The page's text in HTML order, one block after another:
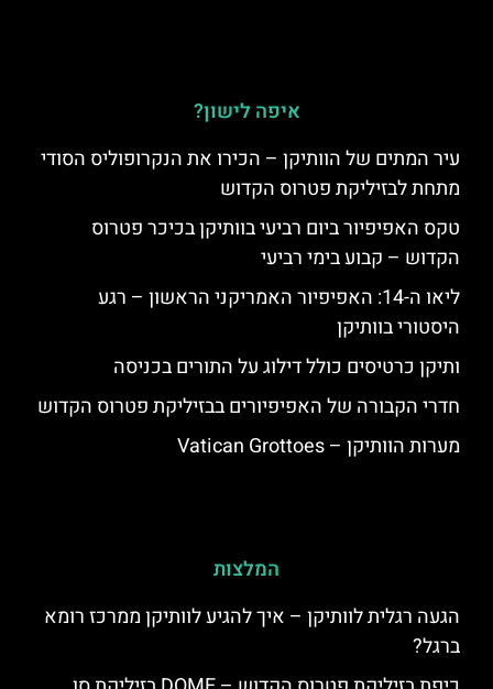
איפה לישון?
עיר המתים של הוותיקן – הכירו את הנקרופוליס הסודי
מתחת לבזיליקת פטרוס הקדוש
טקס האפיפיור ביום רביעי בוותיקן בכיכר פטרוס
הקדוש – קבוע בימי רביעי
ליאו ה-14: האפיפיור האמריקני הראשון – רגע
היסטורי בוותיקן
ותיקן כרטיסים כולל דילוג על התורים בכניסה
חדרי הקבורה של האפיפיורים בבזיליקת פטרוס הקדוש
מערות הוותיקן – Vatican Grottoes
המלצות
הגעה רגלית לוותיקן – איך להגיע לוותיקן ממרכז רומא
ברגל?